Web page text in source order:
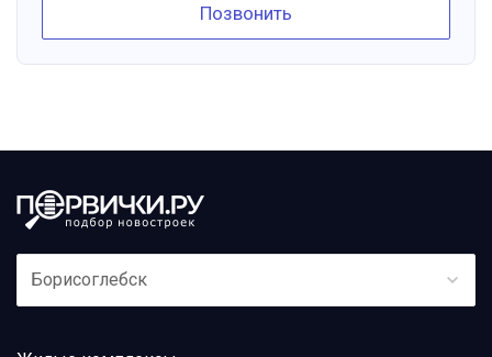
Позвонить
Борисоглебск